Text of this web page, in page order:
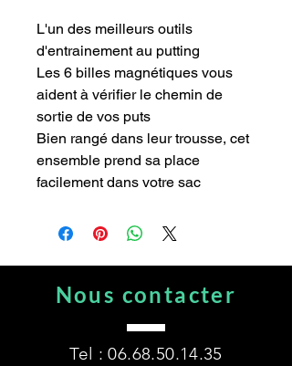
L'un des meilleurs outils
d'entrainement au putting
Les 6 billes magnétiques vous
aident à vérifier le chemin de
sortie de vos puts
Bien rangé dans leur trousse, cet
ensemble prend sa place
facilement dans votre sac
Nous contacter
Tel :06.68.50.14.35